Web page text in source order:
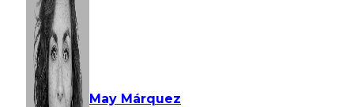
May Márquez